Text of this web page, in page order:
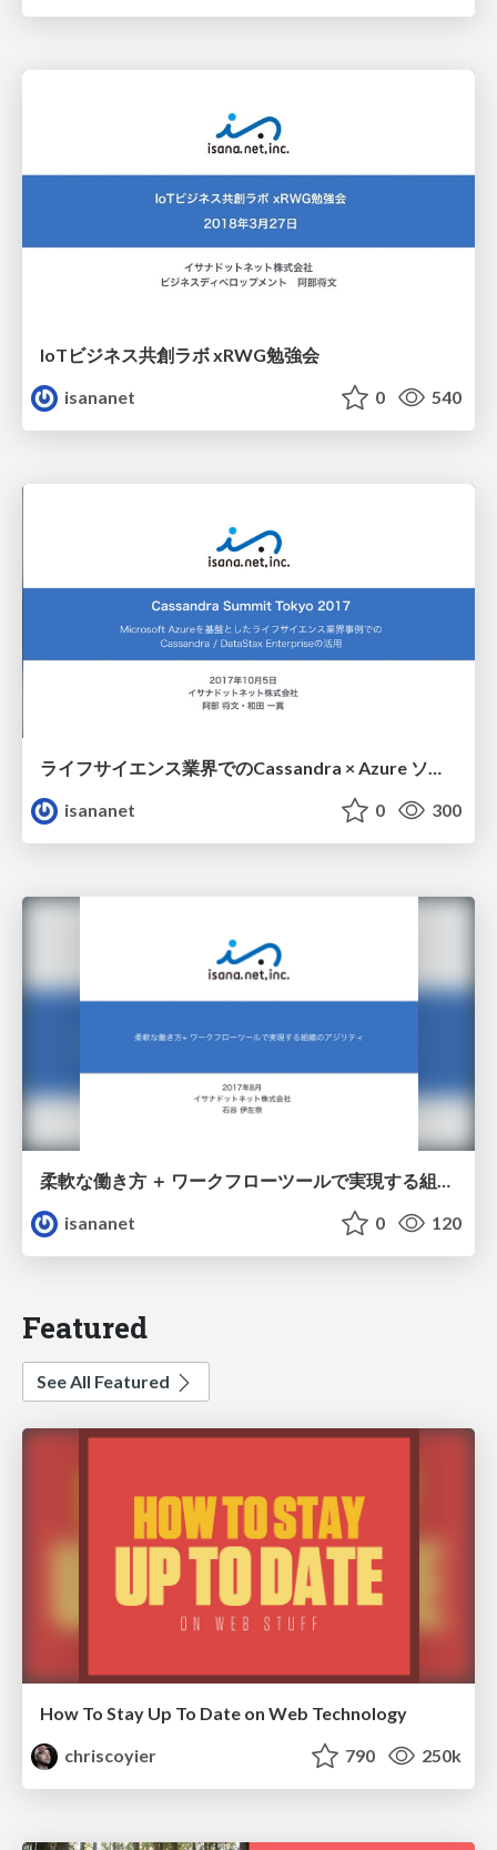
IoTビジネス共創ラボ xRWG勉強会
isananet
0 540
ライフサイエンス業界でのCassandra × Azure ソリューションのスライドを公開！
isananet
0 300
柔軟な働き方 ＋ ワークフローツールで実現する組織のアジリティ
isananet
0 120
Featured
See All Featured
How To Stay Up To Date on Web Technology
chriscoyier
790 250k